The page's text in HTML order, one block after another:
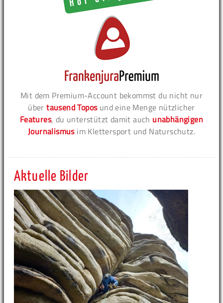
Mit dem Premium-Account bekommst du nicht nur
übertausend Toposund eine Menge nützlicher
Features, du unterstützt damit auch unabhängigen
Journalismusim Klettersport und Naturschutz.
Aktuelle Bilder